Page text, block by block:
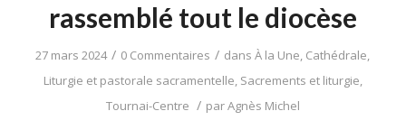
rassemblé tout le diocèse
27 mars 2024 / 0 Commentaires / dansÀ la Une, Cathédrale,
Liturgie et pastorale sacramentelle, Sacrements et liturgie,
Tournai-Centre / parAgnès Michel